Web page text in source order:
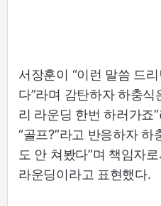
서장훈이 “이런 말씀 드
다”라며 감탄하자 하충식
리 라운딩 한번 하러가죠
“골프?”라고 반응하자 하
도 안 쳐봤다”며 책임자
라운딩이라고 표현했다.